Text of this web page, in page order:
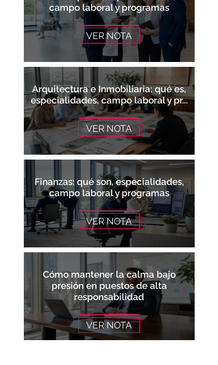
campo laboral y programas
VER NOTA
Arquitectura e Inmobiliaria: qué es,
especialidades, campo laboral y pr...
VER NOTA
Finanzas: qué son, especialidades,
campo laboral y programas
VER NOTA
Cómo mantener la calma bajo
presión en puestos de alta
responsabilidad
VER NOTA